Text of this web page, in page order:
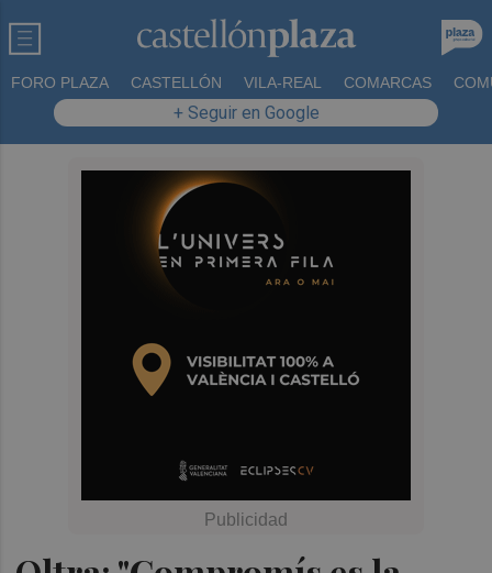
FORO PLAZA CASTELLÓN VILA-REAL COMARCAS
+ Seguir en Google